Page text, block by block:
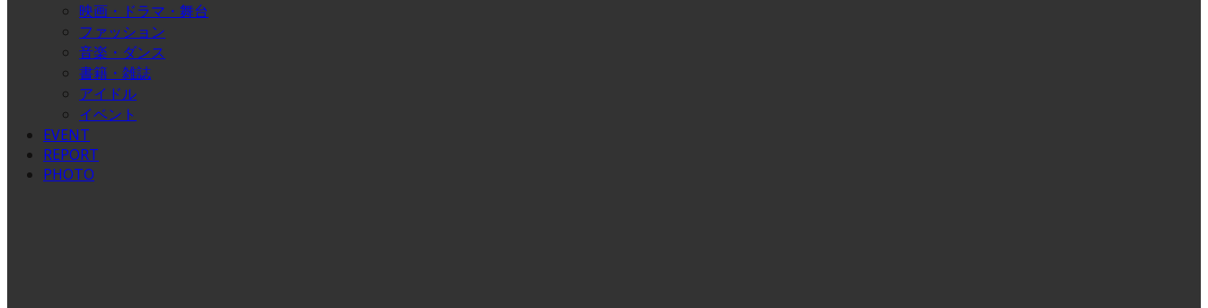
映画・ドラマ・舞台
ファッション
音楽・ダンス
書籍・雑誌
アイドル
イベント
EVENT
REPORT
PHOTO